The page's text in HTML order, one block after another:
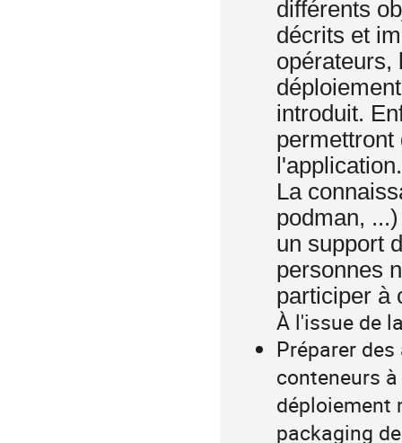
différents
décrits et
opérateurs,
introduit.
permettront
La
podman,
un support
personnes
participer à
Objectifs
pédagogiques
À l'issue de
Préparer
conteneurs
déploiement
packaging